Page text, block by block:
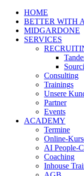
HOME
BETTER WITH
MIDGARDONE
SERVICES
Consulting
Trainings
Unsere
Partner
Events
ACADEMY
Termine
Online-
AI People-
Coaching
Inhouse